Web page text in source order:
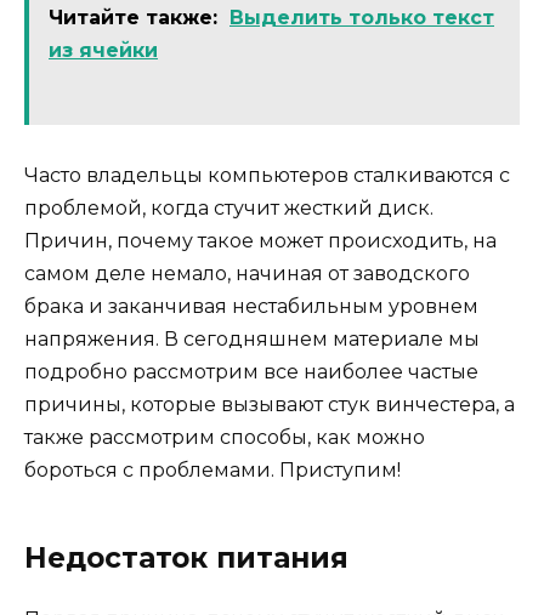
Читайте также:
Выделить только текст
из ячейки
Часто владельцы компьютеров сталкиваются с
проблемой, когда стучит жесткий диск.
Причин, почему такое может происходить, на
самом деле немало, начиная от заводского
брака и заканчивая нестабильным уровнем
напряжения. В сегодняшнем материале мы
подробно рассмотрим все наиболее частые
причины, которые вызывают стук винчестера, а
также рассмотрим способы, как можно
бороться с проблемами. Приступим!
Недостаток питания